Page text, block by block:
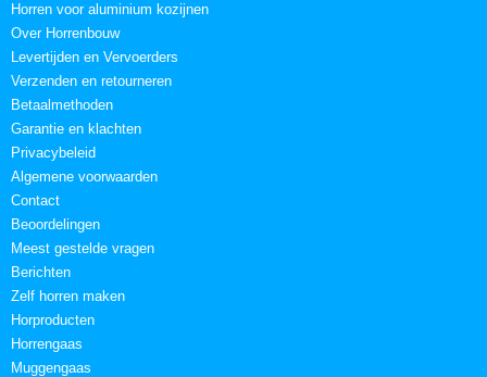
Horren voor aluminium kozijnen
Over Horrenbouw
Levertijden en Vervoerders
Verzenden en retourneren
Betaalmethoden
Garantie en klachten
Privacybeleid
Algemene voorwaarden
Contact
Beoordelingen
Meest gestelde vragen
Berichten
Zelf horren maken
Horproducten
Horrengaas
Muggengaas